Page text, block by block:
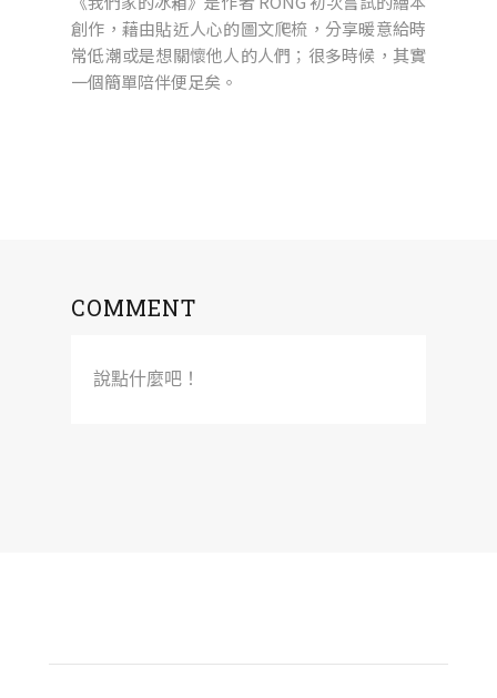
創作，藉由貼近人心的圖文爬梳，分享暖意給時
常低潮或是想關懷他人的人們；很多時候，其實
一個簡單陪伴便足矣。
COMMENT
說點什麼吧！